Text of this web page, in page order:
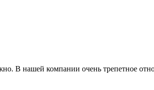
В нашей компании очень трепетное